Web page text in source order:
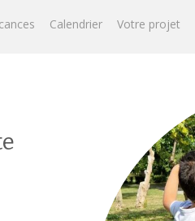
Calendrier Votre projet